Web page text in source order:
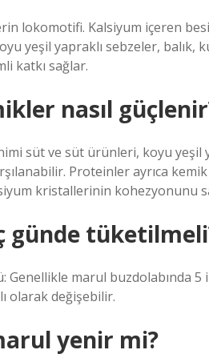
lokomotifi. Kalsiyum içeren
yeşil yapraklı sebzeler, balık,
katkı sağlar.
nasıl
süt ve süt ürünleri, koyu
Proteinler ayrıca
kristallerinin kohezyonunu
günde
marul buzdolabında
olarak değişebilir.
yenir mi?